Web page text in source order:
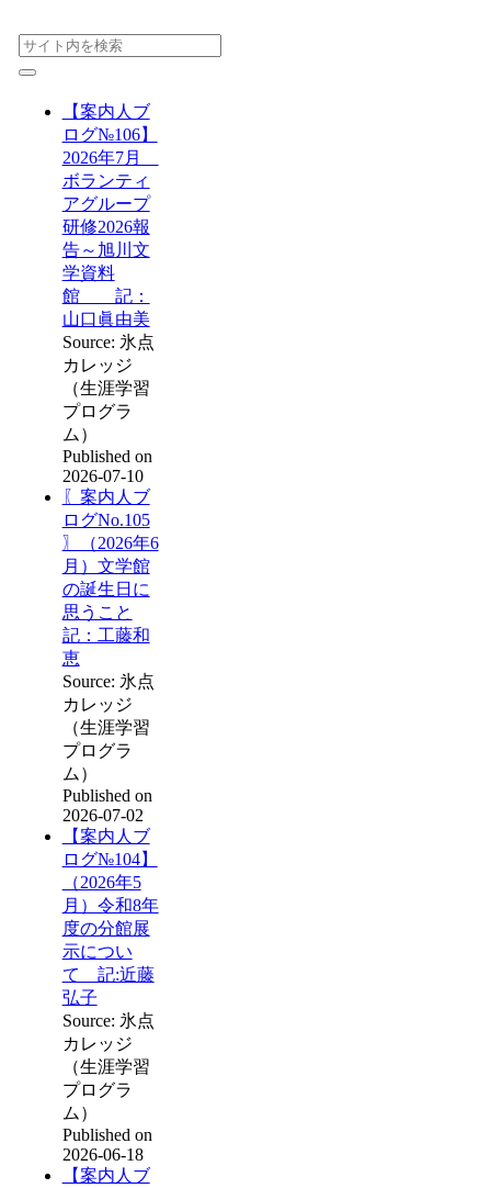
【案内人ブ
ログ№106】
2026年7月
ボランティ
アグループ
研修2026報
告～旭川文
学資料
館 記：
山口眞由美
Source: 氷点
カレッジ
（生涯学習
プログラ
ム）
Published on
2026-07-10
〖案内人ブ
ログNo.105
〗（2026年6
月）文学館
の誕生日に
思うこと
記：工藤和
恵
Source: 氷点
カレッジ
（生涯学習
プログラ
ム）
Published on
2026-07-02
【案内人ブ
ログ№104】
（2026年5
月）令和8年
度の分館展
示につい
て 記:近藤
弘子
Source: 氷点
カレッジ
（生涯学習
プログラ
ム）
Published on
2026-06-18
【案内人ブ